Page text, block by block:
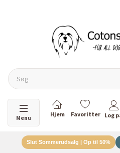
Skifte navigation
Menu
Slut Sommerudsalg | Op til 50%